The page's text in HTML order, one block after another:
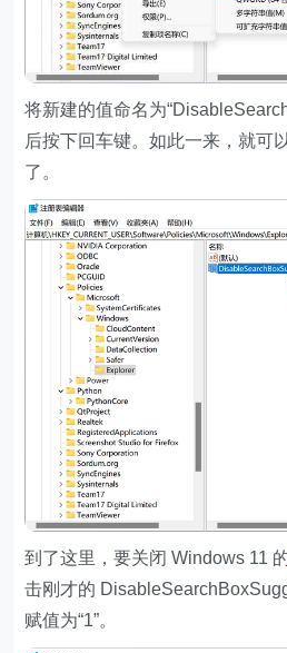
将新建的值命名为
后按下回车键。如此一来，就可
了。
到了这里，要关闭 Windows 11
击刚才的
赋值为“1”。